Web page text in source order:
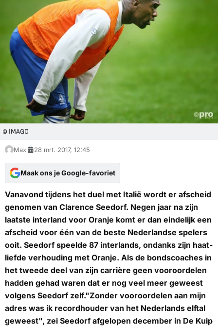
© IMAGO
Max 28 mrt. 2017, 12:45
Maak ons je Google-favoriet
Vanavond tijdens het duel met Italië wordt er afscheid
genomen van Clarence Seedorf. Negen jaar na zijn
laatste interland voor Oranje komt er dan eindelijk een
afscheid voor één van de beste Nederlandse spelers
ooit. Seedorf speelde 87 interlands, ondanks zijn haat-
liefde verhouding met Oranje. Als de bondscoaches in
het tweede deel van zijn carrière geen vooroordelen
hadden gehad waren dat er nog veel meer geweest
volgens Seedorf zelf."Zonder vooroordelen aan mijn
adres was ik recordhouder van het Nederlands elftal
geweest", zei Seedorf afgelopen december in De Kuip